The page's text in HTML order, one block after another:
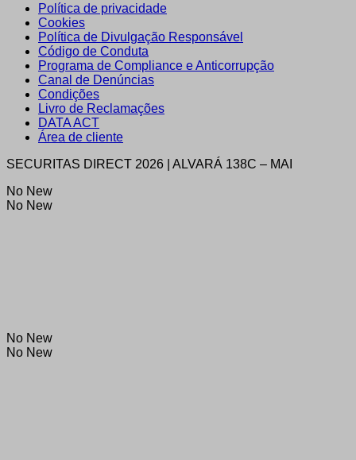
Política de privacidade
Cookies
Política de Divulgação Responsável
Código de Conduta
Programa de Compliance e Anticorrupção
Canal de Denúncias
Condições
Livro de Reclamações
DATA ACT
Área de cliente
SECURITAS DIRECT 2026 | ALVARÁ 138C – MAI
No New
No New
No New
No New